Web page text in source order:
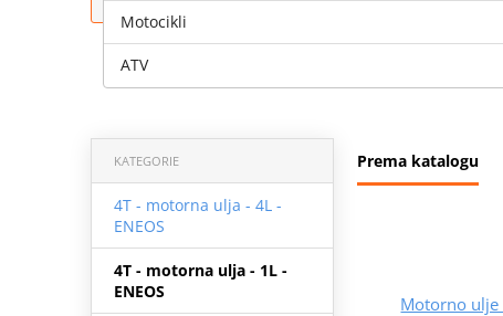
Prema katalogu
KATEGORIE
4T - motorna ulja - 4L -
ENEOS
4T - motorna ulja - 1L -
ENEOS
Motorno ulje
Motocikli
ATV